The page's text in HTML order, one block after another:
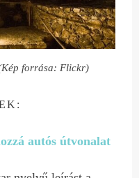
forrása: Flickr)
autós útvonalat